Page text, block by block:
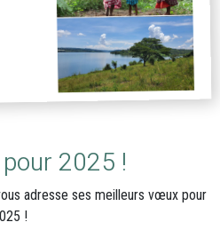
2025 !
adresse ses meilleurs vœux pour
!